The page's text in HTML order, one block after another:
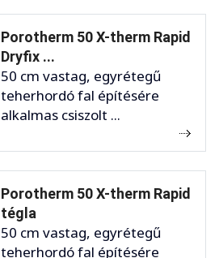
Porotherm 50 X-therm Rapid
Dryfix ...
50 cm vastag, egyrétegű
teherhordó fal építésére
alkalmas csiszolt ...
Porotherm 50 X-therm Rapid
tégla
50 cm vastag, egyrétegű
teherhordó fal építésére